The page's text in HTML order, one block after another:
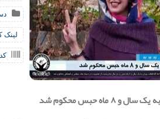
لینک
کد
ماه حبس محکوم شد